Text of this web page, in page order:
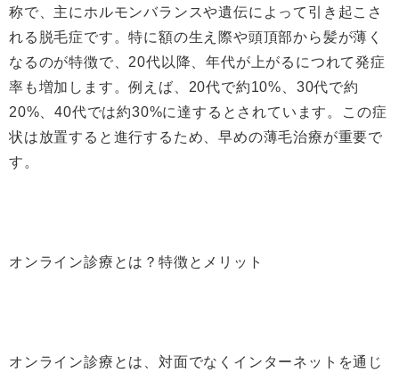
称で、主にホルモンバランスや遺伝によって引き起こさ
れる脱毛症です。特に額の生え際や頭頂部から髪が薄く
なるのが特徴で、20代以降、年代が上がるにつれて発症
率も増加します。例えば、20代で約10%、30代で約
20%、40代では約30%に達するとされています。この症
状は放置すると進行するため、早めの薄毛治療が重要で
す。
オンライン診療とは？特徴とメリット
オンライン診療とは、対面でなくインターネットを通じ